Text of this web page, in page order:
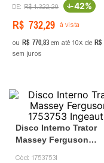
R$ 1.322,20 -42%
R$ 732,29 à vista
ou R$ 770,83 em até 10 de R$
sem juros
Disco Interno Trator
Massey Ferguson
Cód: 1753753I